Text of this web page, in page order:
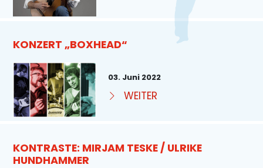
KONZERT „BOXHEAD“
03. Juni 2022
WEITER
KONTRASTE: MIRJAM TESKE / ULRIKE
HUNDHAMMER